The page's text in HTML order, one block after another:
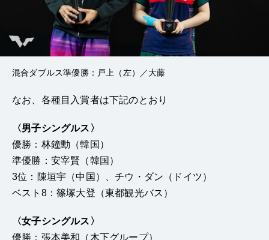
混合ダブルス準優勝：戸上（左）／大藤
なお、各種目入賞者は下記のとおり
〈男子シングルス〉
優勝：林鐘勳（韓国）
準優勝：安宰賢（韓国）
3位：陳垣宇（中国）、チウ・ダン（ドイツ）
ベスト8：篠塚大登（東都観光バス）
〈女子シングルス〉
優勝：張本美和（木下グループ）